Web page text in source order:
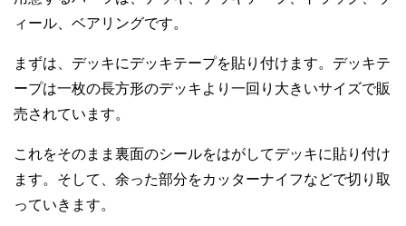
ィール、ベアリングです。
まずは、デッキにデッキテープを貼り付けます。デッキテ
ープは一枚の長方形のデッキより一回り大きいサイズで販
売されています。
これをそのまま裏面のシールをはがしてデッキに貼り付け
ます。そして、余った部分をカッターナイフなどで切り取
っていきます。